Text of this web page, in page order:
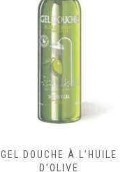
GEL DOUCHE À L’HUILE
D’OLIVE